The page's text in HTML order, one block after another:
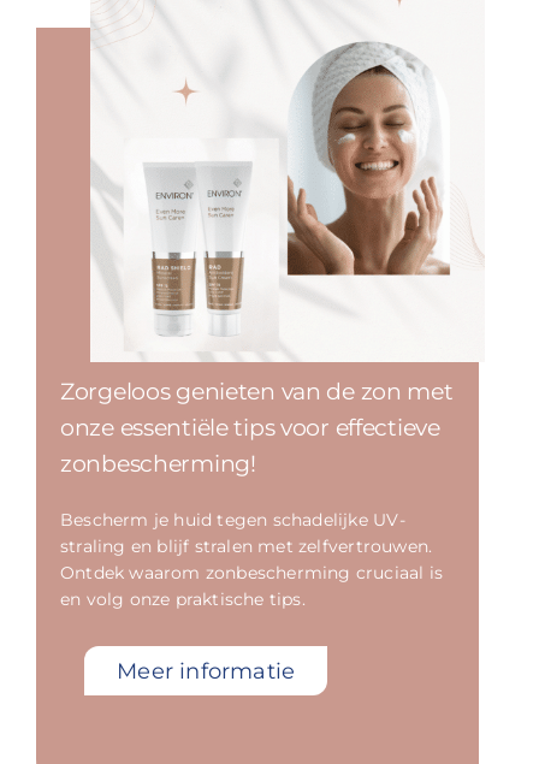
Zorgeloos genieten van de zon met
onze essentiële tips voor effectieve
zonbescherming!
Bescherm je huid tegen schadelijke UV-
straling en blijf stralen met zelfvertrouwen.
Ontdek waarom zonbescherming cruciaal is
en volg onze praktische tips.
Meer informatie